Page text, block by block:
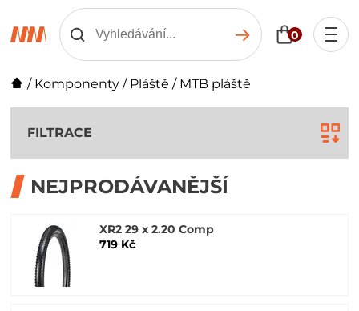
0
/ Komponenty / Pláště / MTB pláště
FILTRACE
NEJPRODÁVANĚJŠÍ
XR2 29 x 2.20 Comp
719 Kč